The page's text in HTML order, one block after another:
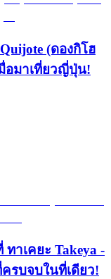
(ดองกิโฮ
อมาเที่ยวญี่ปุ่น!
าเคยะ Takeya -
รบจบในที่เดียว!